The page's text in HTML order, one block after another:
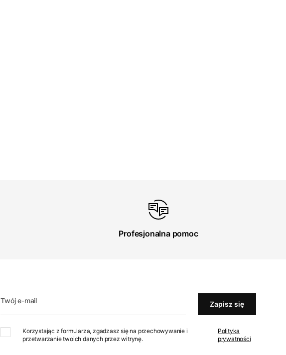
Profesjonalna pomoc
Twój e-mail Zapisz się
Korzystając z formularza, zgadzasz się na przechowywanie i
przetwarzanie twoich danych przez witrynę.
Polityka
prywatności